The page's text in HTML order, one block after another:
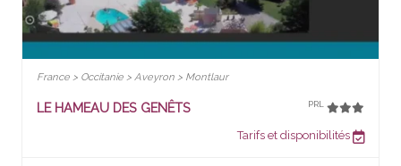
France > Occitanie > Aveyron > Montlaur
LE HAMEAU DES GENÊTS PRL
Tarifs et disponibilités